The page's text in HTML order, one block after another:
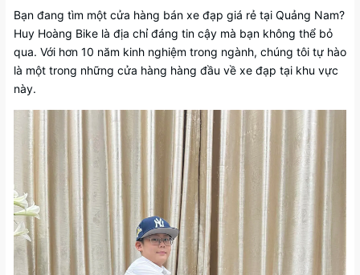
Bạn đang tìm một cửa hàng bán xe đạp giá rẻ tại Quảng Nam?
Huy Hoàng Bike là địa chỉ đáng tin cậy mà bạn không thể bỏ
qua. Với hơn 10 năm kinh nghiệm trong ngành, chúng tôi tự hào
là một trong những cửa hàng hàng đầu về xe đạp tại khu vực
này.